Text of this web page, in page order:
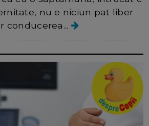
nu e niciun pat liber
conducerea...